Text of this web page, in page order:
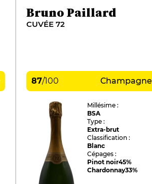
Bruno Paillard
CUVÉE 72
87/100 Champagne
Millésime :
BSA
Type :
Extra-brut
Classification :
Blanc
Cépages :
Pinot noir45%
Chardonnay33%